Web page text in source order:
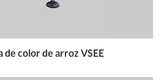
color de arroz VSEE